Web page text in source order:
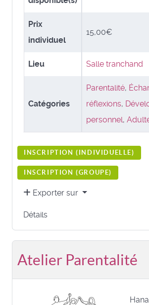
Prix
individuel
15,00€
Lieu Salle tranchand
Catégories
Parentalité,
réflexions,
personnel,
INSCRIPTION ( INDIVIDUELLE)
INSCRIPTION (GROUPE)
Exporter sur
Détails
Atelier Parentalité